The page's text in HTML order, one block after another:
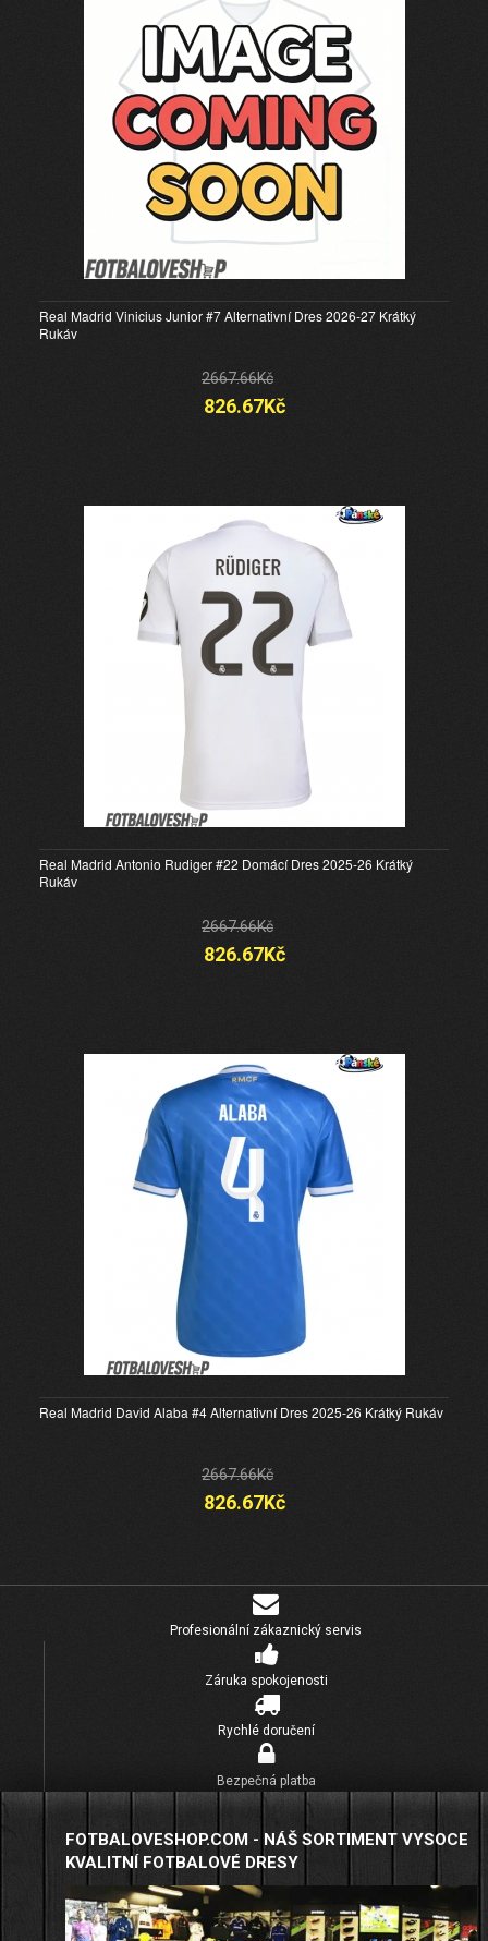
Real Madrid Vinicius Junior #7 Alternativní Dres 2026-27 Krátký
Rukáv
2667.66Kč
826.67Kč
Real Madrid Antonio Rudiger #22 Domácí Dres 2025-26 Krátký
Rukáv
2667.66Kč
826.67Kč
Real Madrid David Alaba #4 Alternativní Dres 2025-26 Krátký Rukáv
2667.66Kč
826.67Kč
Profesionální zákaznický servis
Záruka spokojenosti
Rychlé doručení
Bezpečná platba
FOTBALOVESHOP.COM - NÁŠ SORTIMENT VYSOCE
KVALITNÍ FOTBALOVÉ DRESY